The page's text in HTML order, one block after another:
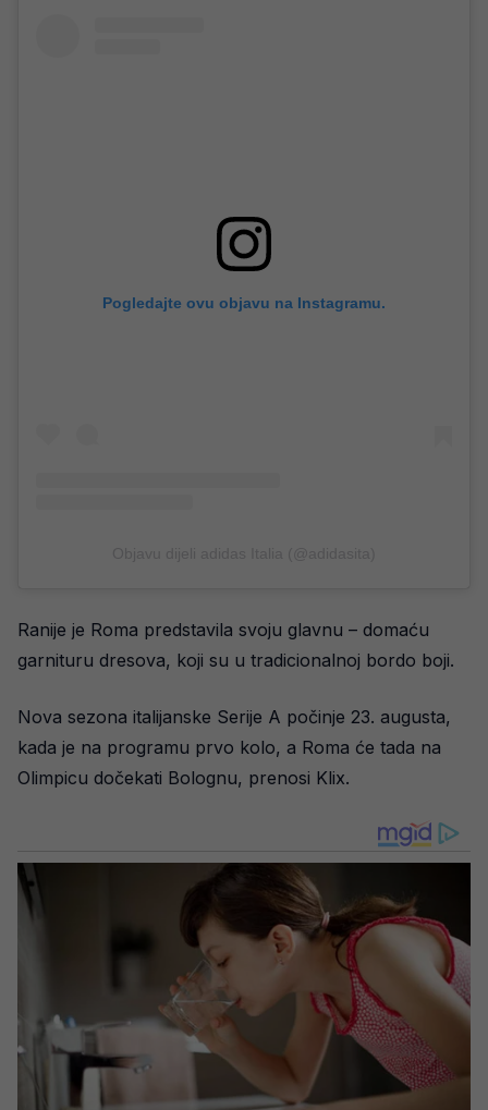
Pogledajte ovu objavu na Instagramu.
Ranije je Roma predstavila svoju glavnu – domaću
garnituru dresova, koji su u tradicionalnoj bordo boji.
Nova sezona italijanske Serije A počinje 23. augusta,
kada je na programu prvo kolo, a Roma će tada na
Olimpicu dočekati Bolognu, prenosi Klix.